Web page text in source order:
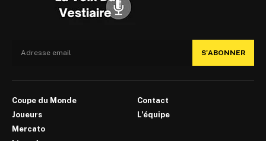
S'ABONNER
Coupe du Monde
Joueurs
Mercato
Contact
L’équipe